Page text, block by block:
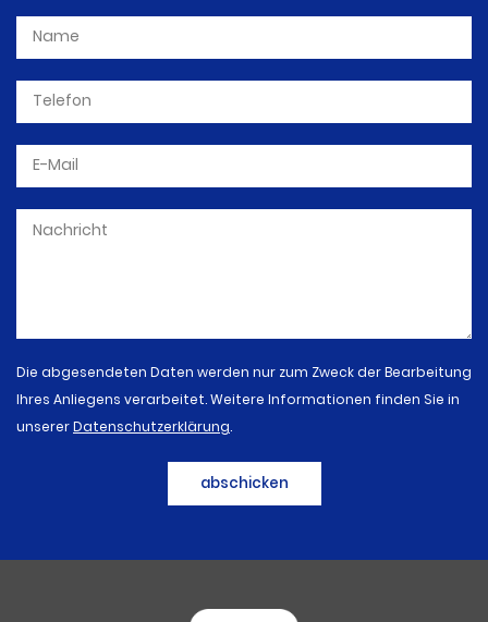
Die abgesendeten Daten werden nur zum Zweck der Bearbeitung
Ihres Anliegens verarbeitet. Weitere Informationen finden Sie in
unsererDatenschutzerklärung.
abschicken